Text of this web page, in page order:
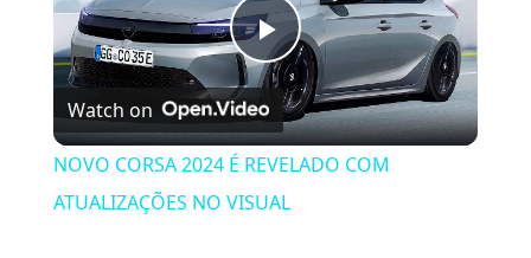
Play
Video
Watch on
NOVO CORSA 2024 É REVELADO COM
ATUALIZAÇÕES NO VISUAL